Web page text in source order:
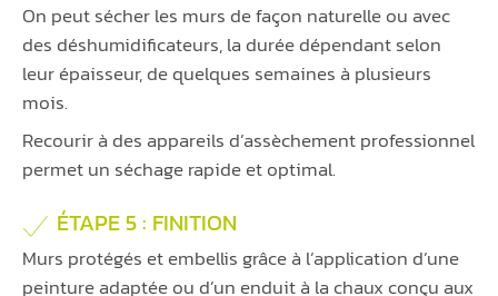
On peut sécher les murs de façon naturelle ou avec
des déshumidificateurs, la durée dépendant selon
leur épaisseur, de quelques semaines à plusieurs
mois.
Recourir à des appareils d’assèchement professionnel
permet un séchage rapide et optimal.
ÉTAPE 5 : FINITION
Murs protégés et embellis grâce à l’application d’une
peinture adaptée ou d’un enduit à la chaux conçu aux